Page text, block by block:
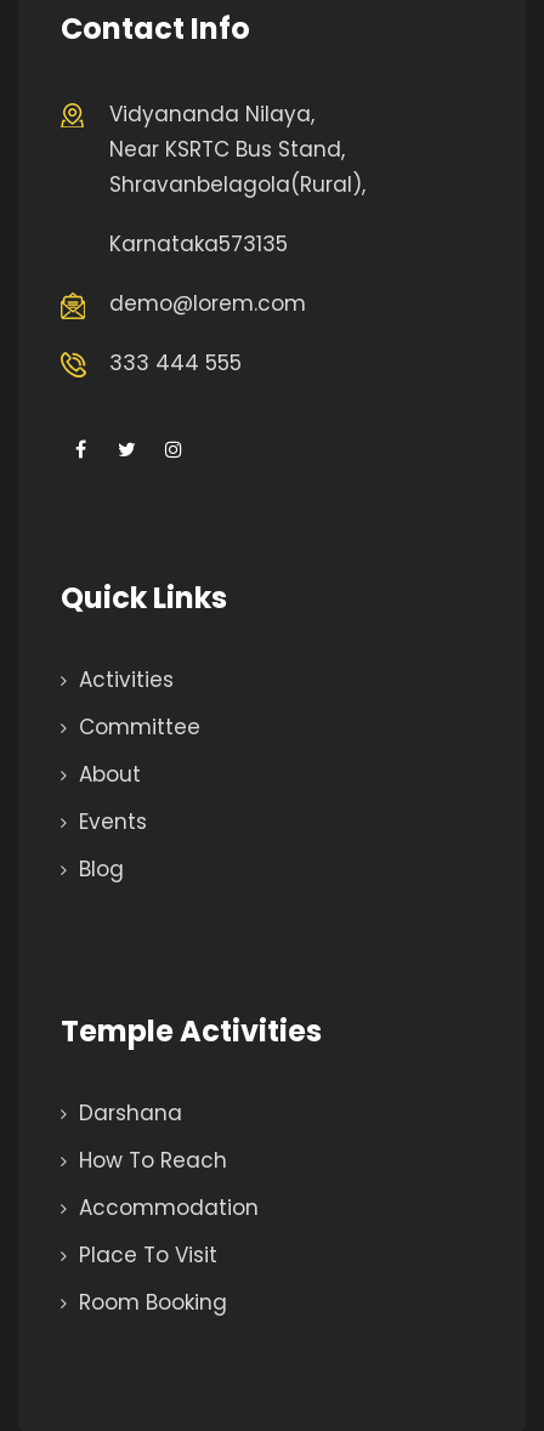
Contact Info
Vidyananda Nilaya,
Near KSRTC Bus Stand,
Shravanbelagola(Rural),
Karnataka573135
demo@lorem.com
333 444 555
Quick Links
Activities
Committee
About
Events
Blog
Temple Activities
Darshana
How To Reach
Accommodation
Place To Visit
Room Booking